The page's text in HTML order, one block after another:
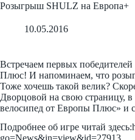
Розыгрыш SHULZ на Европа+
10.05.2016
Встречаем первых
Плюс! И напоминаем, что
Тоже хочешь такой велик?
Дворцовой на свою страницу,
велосипед от Европы Плюс» и
Подробнее об игре читай
go=News&in=view&id=27913